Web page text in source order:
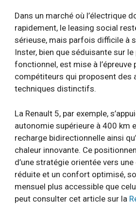
Dans un marché où l’électrique
rapidement, le leasing social
sérieuse, mais parfois difficile à
Inster, bien que séduisante sur
fonctionnel, est mise à l’épreuve
compétiteurs qui proposent des
techniques distinctifs.
La Renault 5, par exemple,
autonomie supérieure à 400 km
recharge bidirectionnelle ainsi
chaleur innovante. Ce
d’une stratégie orientée vers
réduite et un confort optimisé,
mensuel plus accessible que
peut consulter cet article sur la